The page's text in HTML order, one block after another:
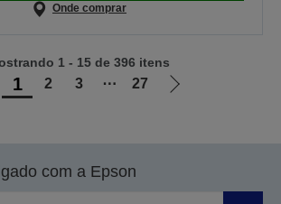
Onde comprar
1 2 3 ⋯ 27
Ir
1 - 15 de 396 itens
com a Epson